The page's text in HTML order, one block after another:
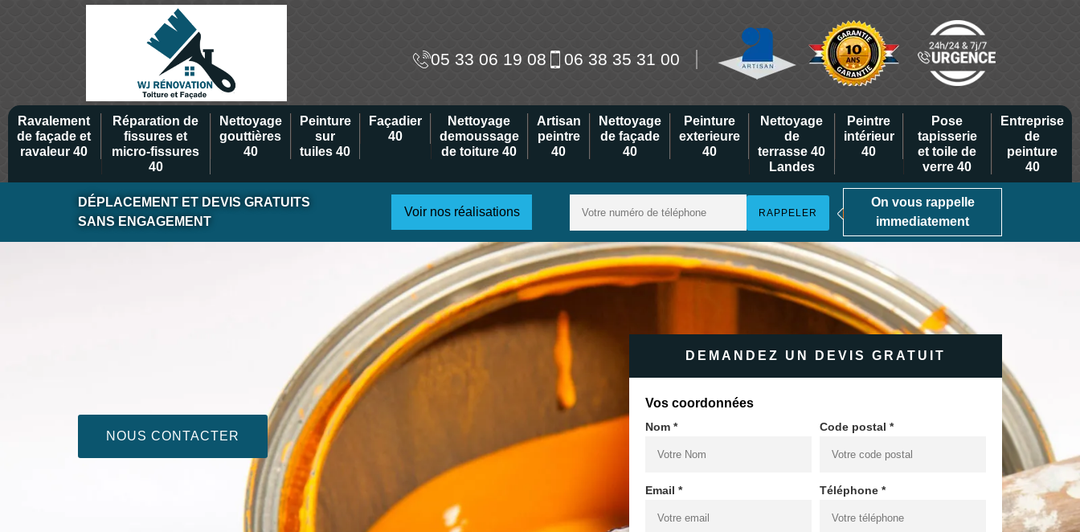
05 33 06 19 08 06 38 35 31 00
Ravalement
de façade et
ravaleur 40
Réparation de
fissures et
micro-fissures
40
Nettoyage
gouttières
40
Peinture
sur
tuiles 40
Façadier
40
Nettoyage
demoussage
de toiture 40
Artisan
peintre
40
Nettoyage
de façade
40
Peinture
exterieure
40
Nettoyage
de
terrasse 40
Landes
Peintre
intérieur
40
Pose
tapisserie
et toile de
verre 40
Entreprise
de
peinture
40
DÉPLACEMENT ET DEVIS GRATUITS
SANS ENGAGEMENT
Voir nos réalisations
On vous rappelle
immediatement
NOUS CONTACTER
DEMANDEZ UN DEVIS GRATUIT
Vos coordonnées
Nom * Code postal *
Email * Téléphone *